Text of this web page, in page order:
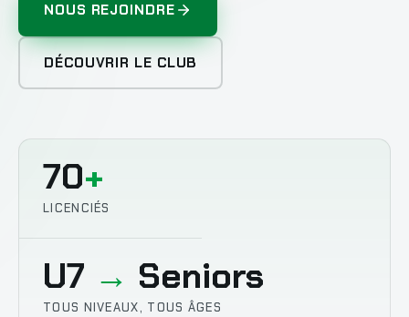
NOUS REJOINDRE
DÉCOUVRIR LE CLUB
70+
LICENCIÉS
U7 → Seniors
TOUS NIVEAUX, TOUS ÂGES